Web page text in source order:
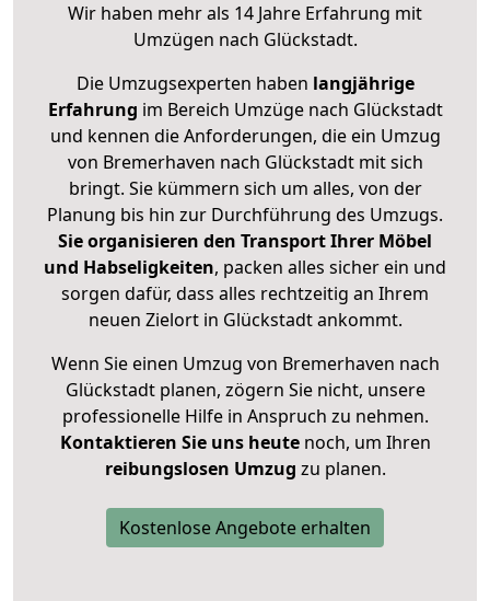
Wir haben mehr als 14 Jahre Erfahrung mit
Umzügen nach Glückstadt.
Die Umzugsexperten haben langjährige
Erfahrung im Bereich Umzüge nach Glückstadt
und kennen die Anforderungen, die ein Umzug
von Bremerhaven nach Glückstadt mit sich
bringt. Sie kümmern sich um alles, von der
Planung bis hin zur Durchführung des Umzugs.
Sie organisieren den Transport Ihrer Möbel
und Habseligkeiten, packen alles sicher ein und
sorgen dafür, dass alles rechtzeitig an Ihrem
neuen Zielort in Glückstadt ankommt.
Wenn Sie einen Umzug von Bremerhaven nach
Glückstadt planen, zögern Sie nicht, unsere
professionelle Hilfe in Anspruch zu nehmen.
Kontaktieren Sie uns heutenoch, um Ihren
reibungslosen Umzug zu planen.
Kostenlose Angebote erhalten